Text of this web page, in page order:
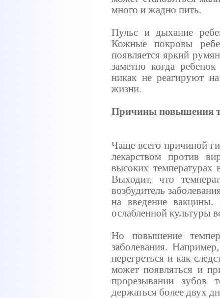
много и жадно пить.
Пульс и дыхание
Кожные покровы
появляется яркий
заметно когда
никак не реагируют
жизни.
Причины повышения
Чаще всего причиной
лекарством против
высоких температурах
Выходит, что
возбудитель
на введение вакцины.
ослабленной культуры
Но повышение
заболевания.
перегреться и как
может появляться и
прорезывании зубов
держаться более двух